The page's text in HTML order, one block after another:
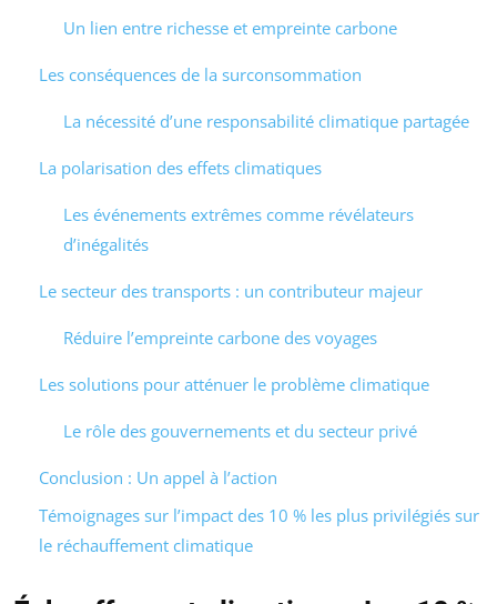
Un lien entre richesse et empreinte carbone
Les conséquences de la surconsommation
La nécessité d’une responsabilité climatique partagée
La polarisation des effets climatiques
Les événements extrêmes comme révélateurs
d’inégalités
Le secteur des transports : un contributeur majeur
Réduire l’empreinte carbone des voyages
Les solutions pour atténuer le problème climatique
Le rôle des gouvernements et du secteur privé
Conclusion : Un appel à l’action
Témoignages sur l’impact des 10 % les plus privilégiés sur
le réchauffement climatique